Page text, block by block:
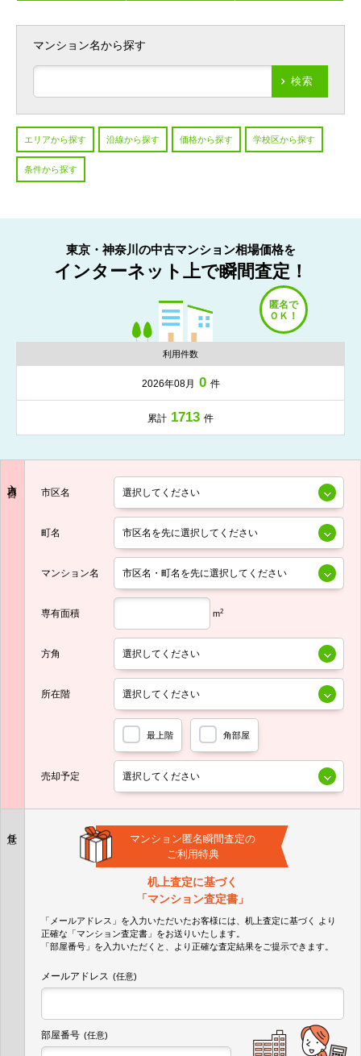
マンション名から探す
検索
エリアから探す 沿線から探す 価格から探す 学校区から探す
条件から探す
東京・神奈川の中古マンション相場価格を
インターネット上で瞬間査定！
利用件数
2026年08月 0 件
累計 1713 件
市区名
町名
マンション名
専有面積 m2
方角
所在階
最上階 角部屋
売却予定
マンション匿名瞬間査定の
ご利用特典
机上査定に基づく
「マンション査定書」
「メールアドレス」を入力いただいたお客様には、机上査定に基づく
より
正確な 「マンション査定書」 をお送りいたします。
「部屋番号」を入力いただくと、より正確な査定結果をご提示できます。
メールアドレス (任意)
部屋番号 (任意)